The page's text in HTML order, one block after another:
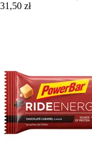
31,50 zł